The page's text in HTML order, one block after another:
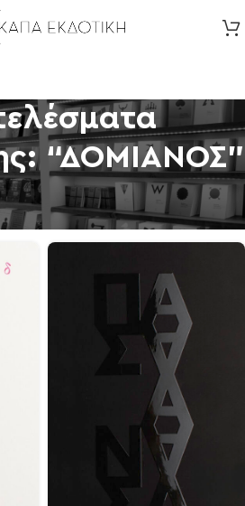
“ΔΟΜΙΑΝΟΣ”
αναζήτησης για “ΔΟΜΙΑΝΟΣ”